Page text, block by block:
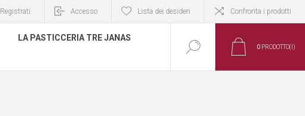
Registrati Accesso Lista dei desideri Confronta i prodotti
LA PASTICCERIA TRE JANAS
0 PRODOTTO(I)